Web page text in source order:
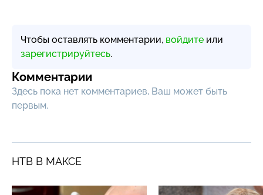
Чтобы оставлять комментарии, войдите или
зарегистрируйтесь.
Комментарии
Здесь пока нет комментариев, Ваш может быть
первым.
НТВ В МАКСЕ